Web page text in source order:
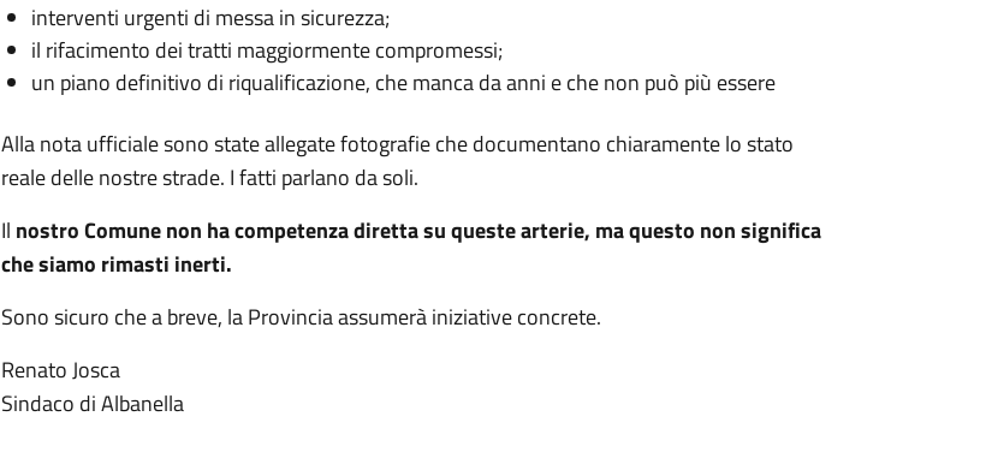
interventi urgenti di messa in sicurezza;
il rifacimento dei tratti maggiormente compromessi;
un piano definitivo di riqualificazione, che manca da anni e che non può più essere
Alla nota ufficiale sono state allegate fotografie che documentano chiaramente lo stato
reale delle nostre strade. I fatti parlano da soli.
Il nostro Comune non ha competenza diretta su queste arterie, ma questo non significa
che siamo rimasti inerti.
Sono sicuro che a breve, la Provincia assumerà iniziative concrete.
Renato Josca
Sindaco di Albanella